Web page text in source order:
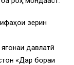
зерин
давлатӣ
«Дар бораи